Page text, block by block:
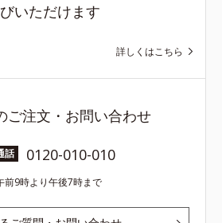
いただけます
詳しくはこちら
ご注文・お問い合わせ
話 0120-010-010
前9時より午後7時まで